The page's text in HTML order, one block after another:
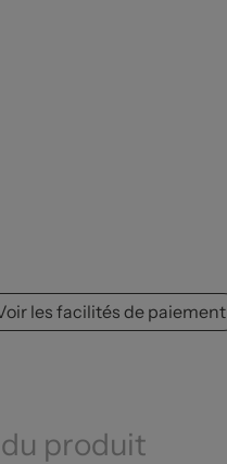
les facilités de paiement
produit